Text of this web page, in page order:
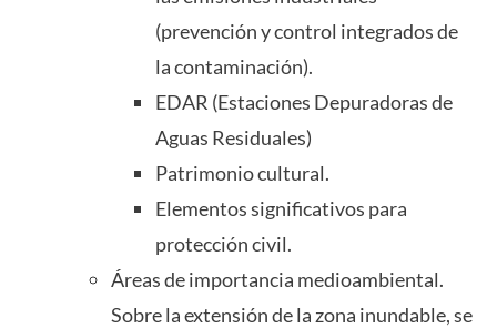
(prevención y control integrados de
la contaminación).
EDAR (Estaciones Depuradoras de
Aguas Residuales)
Patrimonio cultural.
Elementos significativos para
protección civil.
Áreas de importancia medioambiental.
Sobre la extensión de la zona inundable, se